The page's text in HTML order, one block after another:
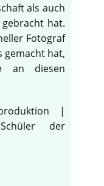
als auch
hat.
Fotograf
gemacht hat,
an diesen
|
der